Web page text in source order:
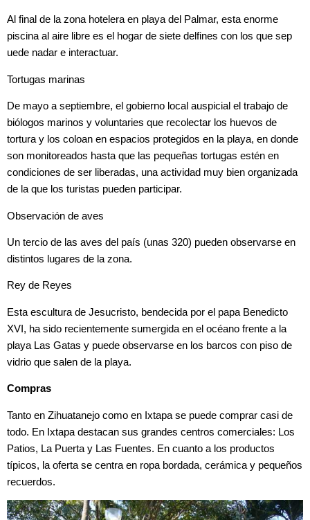
Al final de la zona hotelera en playa del Palmar, esta enorme
piscina al aire libre es el hogar de siete delfines con los que sep
uede nadar e interactuar.
Tortugas marinas
De mayo a septiembre, el gobierno local auspicial el trabajo de
biólogos marinos y voluntaries que recolectar los huevos de
tortura y los coloan en espacios protegidos en la playa, en donde
son monitoreados hasta que las pequeñas tortugas estén en
condiciones de ser liberadas, una actividad muy bien organizada
de la que los turistas pueden participar.
Observación de aves
Un tercio de las aves del país (unas 320) pueden observarse en
distintos lugares de la zona.
Rey de Reyes
Esta escultura de Jesucristo, bendecida por el papa Benedicto
XVI, ha sido recientemente sumergida en el océano frente a la
playa Las Gatas y puede observarse en los barcos con piso de
vidrio que salen de la playa.
Compras
Tanto en Zihuatanejo como en Ixtapa se puede comprar casi de
todo. En Ixtapa destacan sus grandes centros comerciales: Los
Patios, La Puerta y Las Fuentes. En cuanto a los productos
típicos, la oferta se centra en ropa bordada, cerámica y pequeños
recuerdos.